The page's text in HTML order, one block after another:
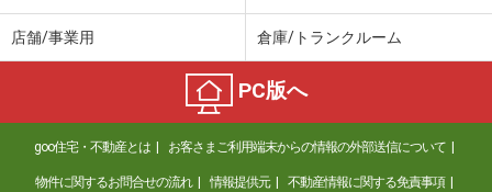
店舗/事業用 倉庫/トランクルーム
PC版へ
goo住宅・不動産とは お客さまご利用端末からの情報の外部送信について
物件に関するお問合せの流れ 情報提供元 不動産情報に関する免責事項